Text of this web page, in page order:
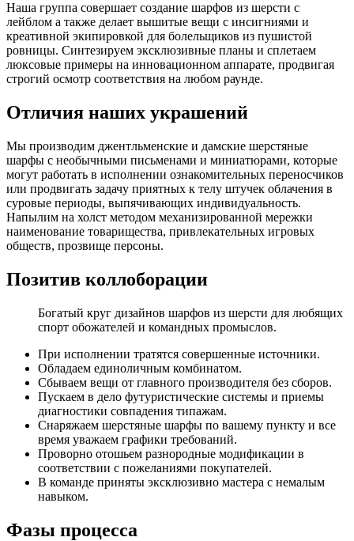
Наша группа совершает создание шарфов из шерсти с
лейблом а также делает вышитые вещи с инсигниями и
креативной экипировкой для болельщиков из пушистой
ровницы. Синтезируем эксклюзивные планы и сплетаем
люксовые примеры на инновационном аппарате, продвигая
строгий осмотр соответствия на любом раунде.
Отличия наших украшений
Мы производим джентльменские и дамские шерстяные
шарфы с необычными письменами и миниатюрами, которые
могут работать в исполнении ознакомительных переносчиков
или продвигать задачу приятных к телу штучек облачения в
суровые периоды, выпячивающих индивидуальность.
Напылим на холст методом механизированной мережки
наименование товарищества, привлекательных игровых
обществ, прозвище персоны.
Позитив коллоборации
Богатый круг дизайнов шарфов из шерсти для любящих
спорт обожателей и командных промыслов.
При исполнении тратятся совершенные источники.
Обладаем единоличным комбинатом.
Сбываем вещи от главного производителя без сборов.
Пускаем в дело футуристические системы и приемы
диагностики совпадения типажам.
Снаряжаем шерстяные шарфы по вашему пункту и все
время уважаем графики требований.
Проворно отошьем разнородные модификации в
соответствии с пожеланиями покупателей.
В команде приняты эксклюзивно мастера с немалым
навыком.
Фазы процесса